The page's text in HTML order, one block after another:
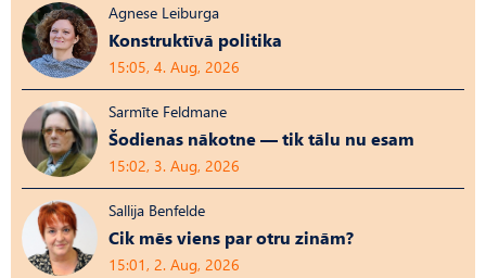
Agnese Leiburga
Konstruktīvā politika
15:05, 4. Aug, 2026
Sarmīte Feldmane
Šodienas nākotne — tik tālu nu esam
15:02, 3. Aug, 2026
Sallija Benfelde
Cik mēs viens par otru zinām?
15:01, 2. Aug, 2026